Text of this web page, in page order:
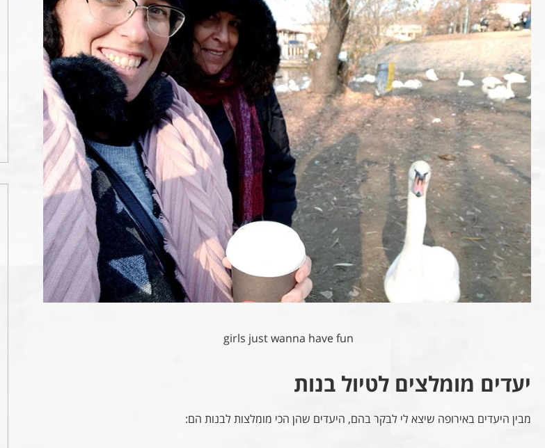
girls just wanna have fun
יעדים מומלצים לטיול בנות
מבין היעדים באירופה שיצא לי לבקר בהם, היעדים שהן הכי מומלצות לבנות הם: